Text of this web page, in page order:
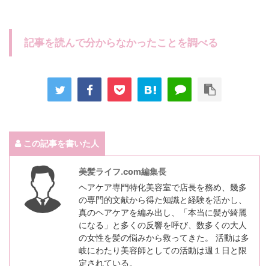
記事を読んで分からなかったことを調べる
この記事を書いた人
美髪ライフ.com編集長
ヘアケア専門特化美容室で店長を務め、幾多
の専門的文献から得た知識と経験を活かし、
真のヘアケアを編み出し、「本当に髪が綺麗
になる」と多くの反響を呼び、数多くの大人
の女性を髪の悩みから救ってきた。 活動は多
岐にわたり美容師としての活動は週１日と限
定されている。